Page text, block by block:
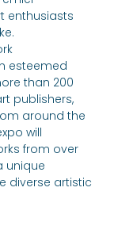
enthusiasts
esteemed
than 200
publishers,
around the
will
from over
unique
diverse artistic